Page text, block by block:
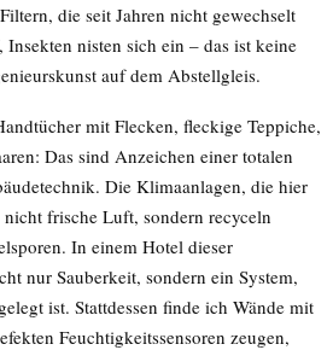
die seit Jahren nicht gewechselt
nisten sich ein – das ist keine
auf dem Abstellgleis.
mit Flecken, fleckige Teppiche,
Das sind Anzeichen einer totalen
Die Klimaanlagen, die hier
frische Luft, sondern recyceln
In einem Hotel dieser
nur Sauberkeit, sondern ein System,
ist. Stattdessen finde ich Wände mit
Feuchtigkeitssensoren zeugen,